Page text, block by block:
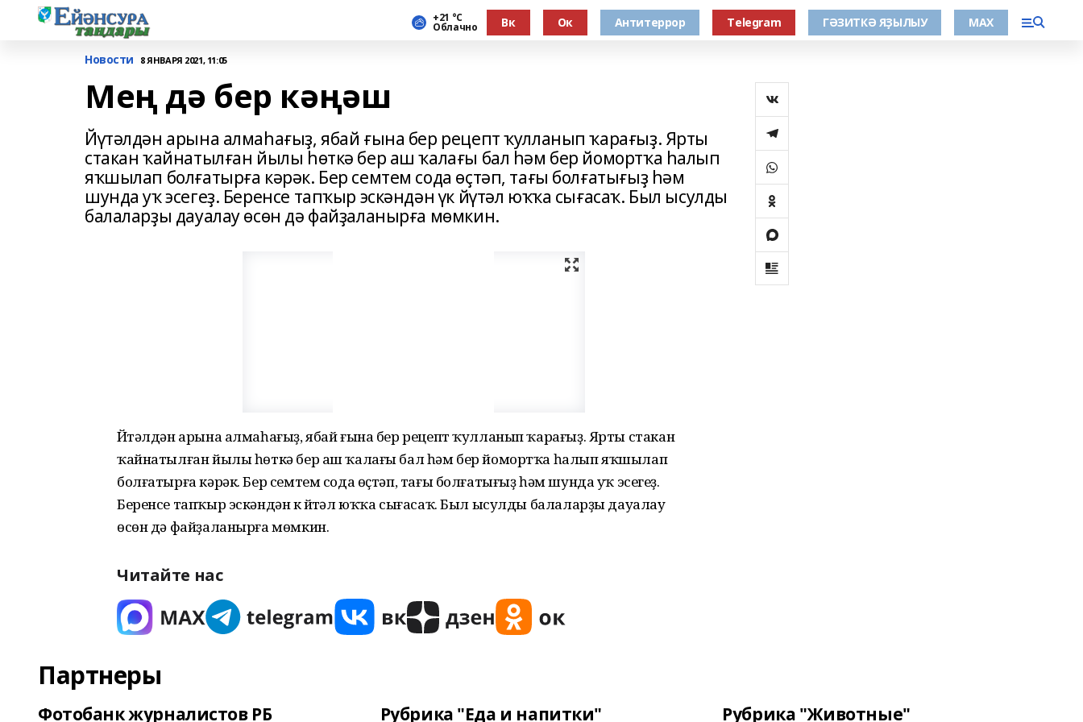
+21 °С
Облачно Вк Ок Антитеррор Тelegram ГӘЗИТКӘ ЯҘЫЛЫУ МАХ
Новости 8 ЯНВАРЯ 2021, 11:05
Мең дә бер кәңәш
Йүтәлдән арына алмаһағыҙ, ябай ғына бер рецепт ҡулланып ҡарағыҙ. Ярты
стакан ҡайнатылған йылы һөткә бер аш ҡалағы бал һәм бер йомортҡа һалып
яҡшылап болғатырға кәрәк. Бер семтем сода өҫтәп, тағы болғатығыҙ һәм
шунда уҡ эсегеҙ. Беренсе тапҡыр эскәндән үк йүтәл юҡҡа сығасаҡ. Был ысулды
балаларҙы дауалау өсөн дә файҙаланырға мөмкин.
Йүтәлдән арына алмаһағыҙ, ябай ғына бер рецепт ҡулланып ҡарағыҙ. Ярты стакан
ҡайнатылған йылы һөткә бер аш ҡалағы бал һәм бер йомортҡа һалып яҡшылап
болғатырға кәрәк. Бер семтем сода өҫтәп, тағы болғатығыҙ һәм шунда уҡ эсегеҙ.
Беренсе тапҡыр эскәндән үк йүтәл юҡҡа сығасаҡ. Был ысулды балаларҙы дауалау
өсөн дә файҙаланырға мөмкин.
Читайте нас
Партнеры
Фотобанк журналистов РБ Рубрика "Еда и напитки" Рубрика "Животные"